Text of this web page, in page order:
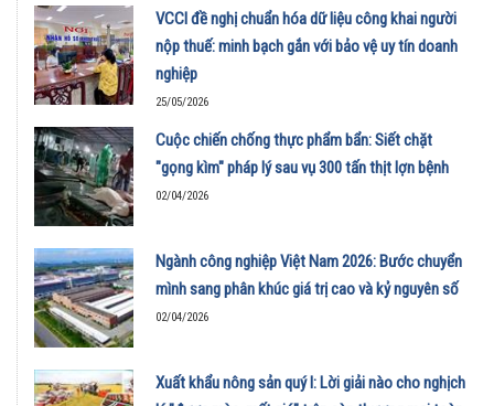
VCCI đề nghị chuẩn hóa dữ liệu công khai người
nộp thuế: minh bạch gắn với bảo vệ uy tín doanh
nghiệp
25/05/2026
Cuộc chiến chống thực phẩm bẩn: Siết chặt
"gọng kìm" pháp lý sau vụ 300 tấn thịt lợn bệnh
02/04/2026
Ngành công nghiệp Việt Nam 2026: Bước chuyển
mình sang phân khúc giá trị cao và kỷ nguyên số
02/04/2026
Xuất khẩu nông sản quý I: Lời giải nào cho nghịch